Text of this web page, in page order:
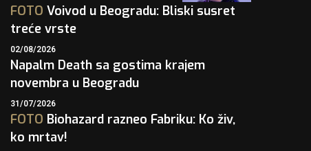
FOTO Voivod u Beogradu: Bliski susret
treće vrste
02/08/2026
Napalm Death sa gostima krajem
novembra u Beogradu
31/07/2026
FOTO Biohazard razneo Fabriku: Ko živ,
ko mrtav!